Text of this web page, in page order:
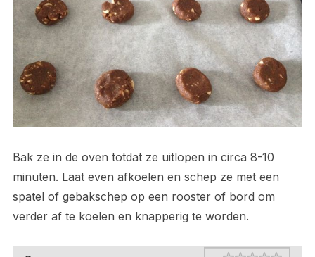
Bak ze in de oven totdat ze uitlopen in circa 8-10
minuten. Laat even afkoelen en schep ze met een
spatel of gebakschep op een rooster of bord om
verder af te koelen en knapperig te worden.